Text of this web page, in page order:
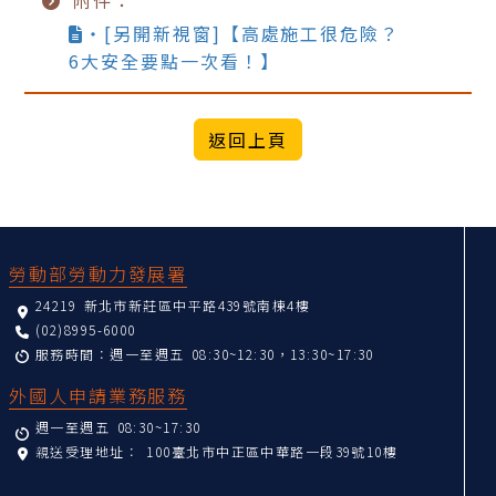
‧[另開新視窗]【高處施工很危險？
6大安全要點一次看！】
勞動部勞動力發展署
24219 新北市新莊區中平路439號南棟4樓
(02)8995-6000
服務時間：週一至週五 08:30~12:30，13:30~17:30
外國人申請業務服務
週一至週五 08:30~17:30
親送受理地址： 100臺北市中正區中華路一段39號10樓